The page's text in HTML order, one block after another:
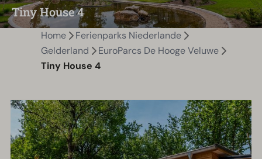
Tiny House 4
Home
Ferienparks Niederlande
Gelderland
EuroParcs De Hooge Veluwe
Tiny House 4